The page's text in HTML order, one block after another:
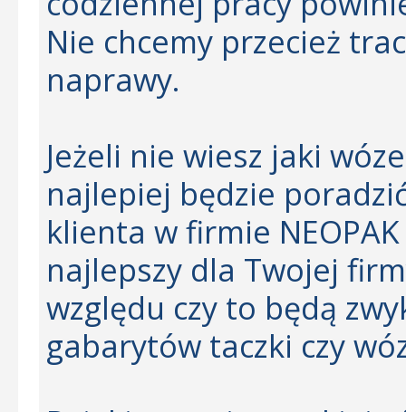
Nie chcemy przecież
naprawy.
Jeżeli nie wiesz jaki
najlepiej będzie
klienta w firmie
najlepszy dla Twojej
względu czy to będą
gabarytów taczki czy